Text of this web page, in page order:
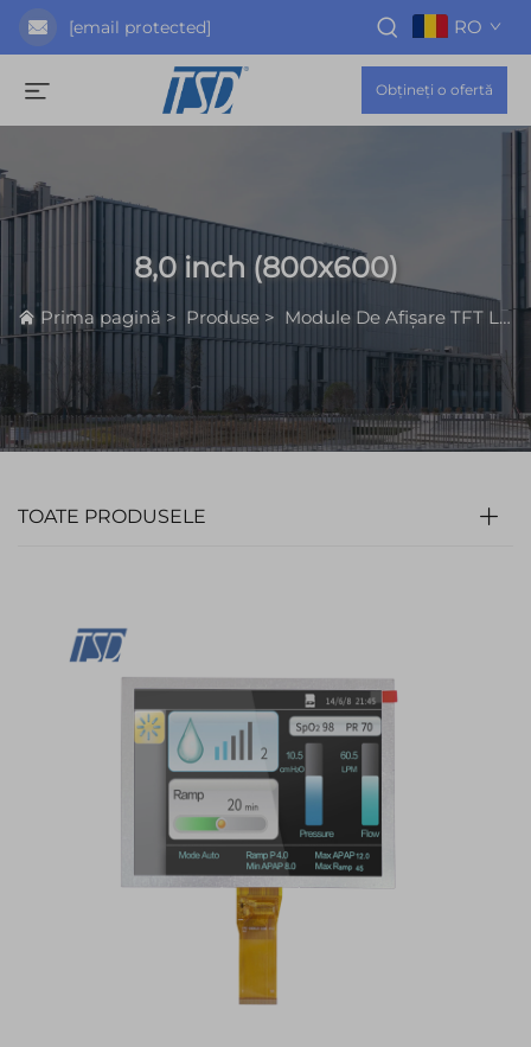
[email protected] RO
Obțineți o ofertă
8,0 inch (800x600)
Prima pagină > Produse > Module De Afișare TFT LCD
TOATE PRODUSELE